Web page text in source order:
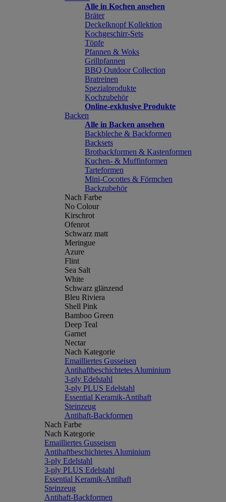
Alle in Kochen ansehen
Bräter
Deckelknopf Kollektion
Kochgeschirr-Sets
Töpfe
Pfannen & Woks
Grillpfannen
BBQ Outdoor Collection
Bratreinen
Spezialprodukte
Kochzubehör
Online-exklusive Produkte
Backen
Alle in Backen ansehen
Backbleche & Backformen
Backsets
Brotbackformen & Kastenformen
Kuchen- & Muffinformen
Tarteformen
Mini-Cocottes & Förmchen
Backzubehör
Nach Farbe
No Colour
Kirschrot
Ofenrot
Schwarz matt
Meringue
Azure
Flint
Sea Salt
White
Schwarz glänzend
Bleu Riviera
Shell Pink
Bamboo Green
Deep Teal
Garnet
Nectar
Nach Kategorie
Emailliertes Gusseisen
Antihaftbeschichtetes Aluminium
3-ply Edelstahl
3-ply PLUS Edelstahl
Essential Keramik-Antihaft
Steinzeug
Antihaft-Backformen
Nach Farbe
Nach Kategorie
Emailliertes Gusseisen
Antihaftbeschichtetes Aluminium
3-ply Edelstahl
3-ply PLUS Edelstahl
Essential Keramik-Antihaft
Steinzeug
Antihaft-Backformen